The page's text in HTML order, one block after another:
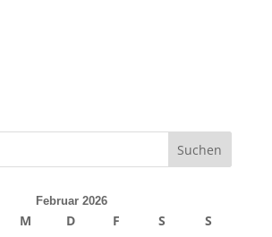
Februar 2026
M D F S
S